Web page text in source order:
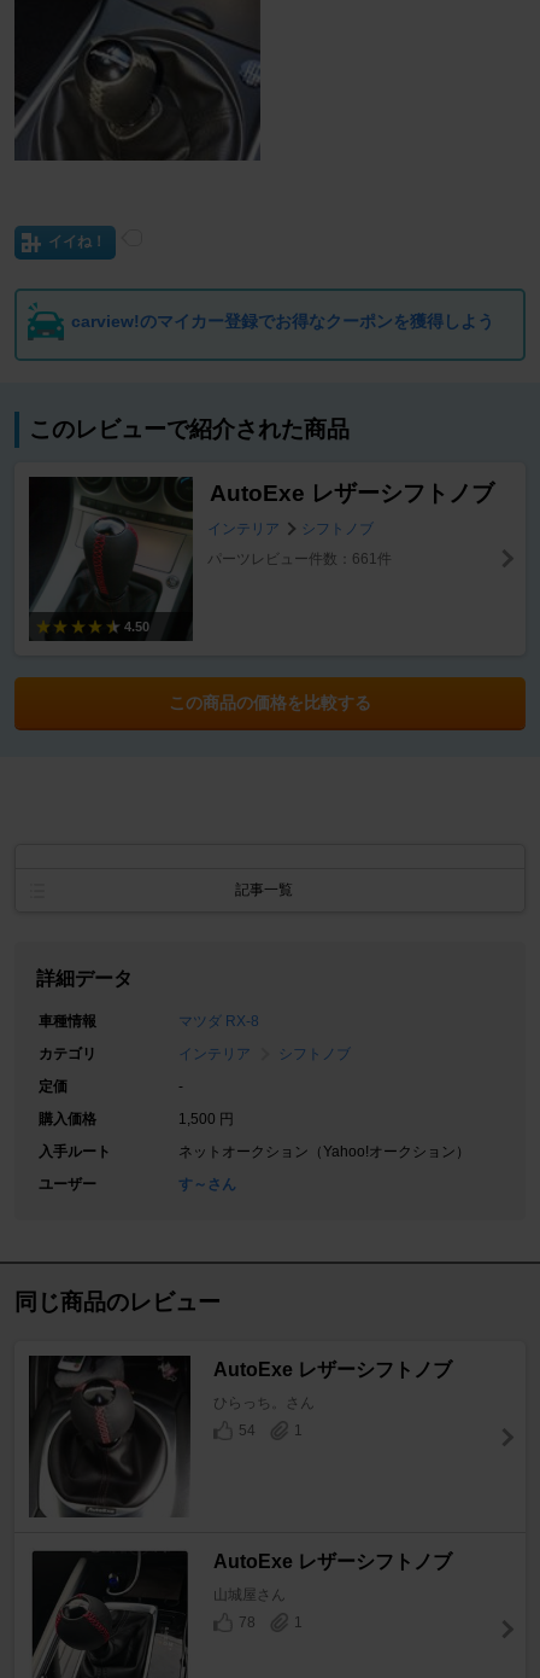
イイね！
carview!のマイカー登録でお得なクーポンを獲得しよう
このレビューで紹介された商品
4.50
AutoExe レザーシフトノブ
インテリア
シフトノブ
パーツレビュー件数：661件
この商品の価格を比較する
記事一覧
詳細データ
車種情報
マツダ RX-8
カテゴリ
インテリア
シフトノブ
定価
-
購入価格
1,500 円
入手ルート
ネットオークション（Yahoo!オークション）
ユーザー
す～さん
同じ商品のレビュー
AutoExe レザーシフトノブ
ひらっち。さん
54
1
AutoExe レザーシフトノブ
山城屋さん
78
1